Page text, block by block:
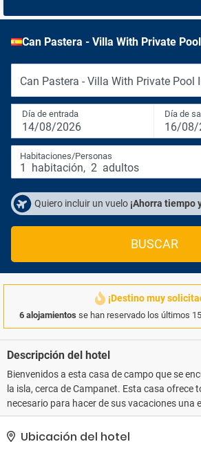
Can Pastera - Villa With Private
Can Pastera - Villa With Private Pool
Día de entrada
14/08/2026
Día de
16/08/
Habitaciones/Personas
1 habitación, 2 adultos
Quiero incluir un vuelo ¡Ahorra tiempo
BUSCAR
¡Destino muy
6 alojamientos se han reservado los últimos
Descripción del hotel
Bienvenidos a esta casa de campo que se
la isla, cerca de Campanet. Esta casa ofrece
necesario para hacer de sus vacaciones una
inolvidable. La casa tiene una superficie
es ideal para familias o pequeños grupos de
Ubicación del hotel